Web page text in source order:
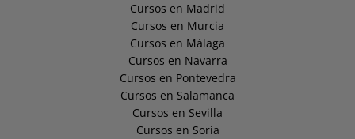
Cursos en Madrid
Cursos en Murcia
Cursos en Málaga
Cursos en Navarra
Cursos en Pontevedra
Cursos en Salamanca
Cursos en Sevilla
Cursos en Soria